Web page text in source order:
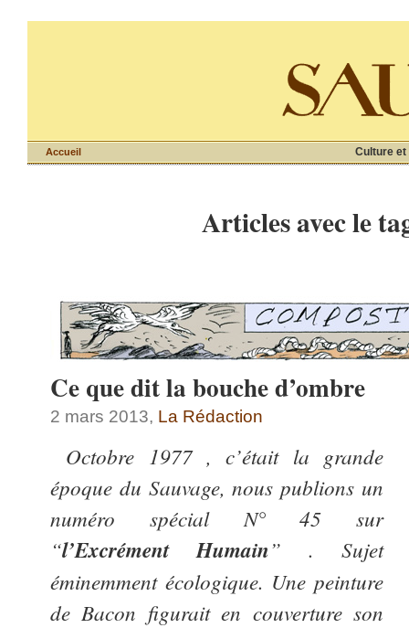
Culture et
Accueil
Articles avec le
Ce que dit la bouche d’ombre
2 mars 2013, La Rédaction
Octobre 1977 , c’était la grande
époque du Sauvage, nous publions un
numéro spécial N° 45 sur
“l’Excrément Humain” . Sujet
éminemment écologique. Une peinture
de Bacon figurait en couverture son